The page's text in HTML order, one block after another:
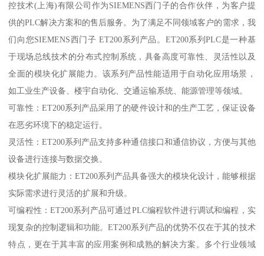
控技术(上海)有限公司作为SIEMENS西门子的合作伙伴，为客户提
供的PLC解决方案和的售后服务。为了满足不同领域客户的需求，我
们向您SIEMENS西门子 ET200系列产品。ET200系列PLC是一种基
于现场总线技术的分布式控制系统，具备高度可靠性、灵活性以及
全面的模块化扩展能力。该系列产品性能适用于自动化应用场景，
如工业生产设备、楼宇自动化、交通运输系统、能源管理等领域。
可靠性：ET200系列产品采用了的硬件设计和的生产工艺，保证设备
在恶劣环境下的稳定运行。
灵活性：ET200系列产品支持多种通信接口和通信协议，方便与其他
设备进行连接与数据交换。
模块化扩展能力：ET200系列产品具备强大的模块化设计，能够根据
实际需求进行灵活的扩展和升级。
可编程性：ET200系列产品可通过PLC编程软件进行调试和编程，实
现复杂的控制逻辑和功能。ET200系列产品的优势不仅在于其的技术
特点，更在于其丰富的应用案例和成熟的解决方案。多个行业领域